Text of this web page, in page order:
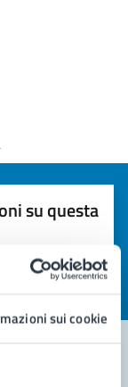
sui cookie
su questa
chiarezza delle